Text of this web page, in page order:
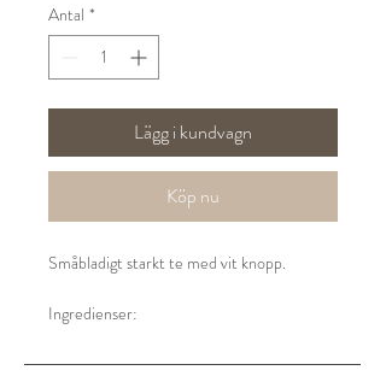
Antal *
Lägg i kundvagn
Köp nu
Småbladigt starkt te med vit knopp.
Ingredienser: